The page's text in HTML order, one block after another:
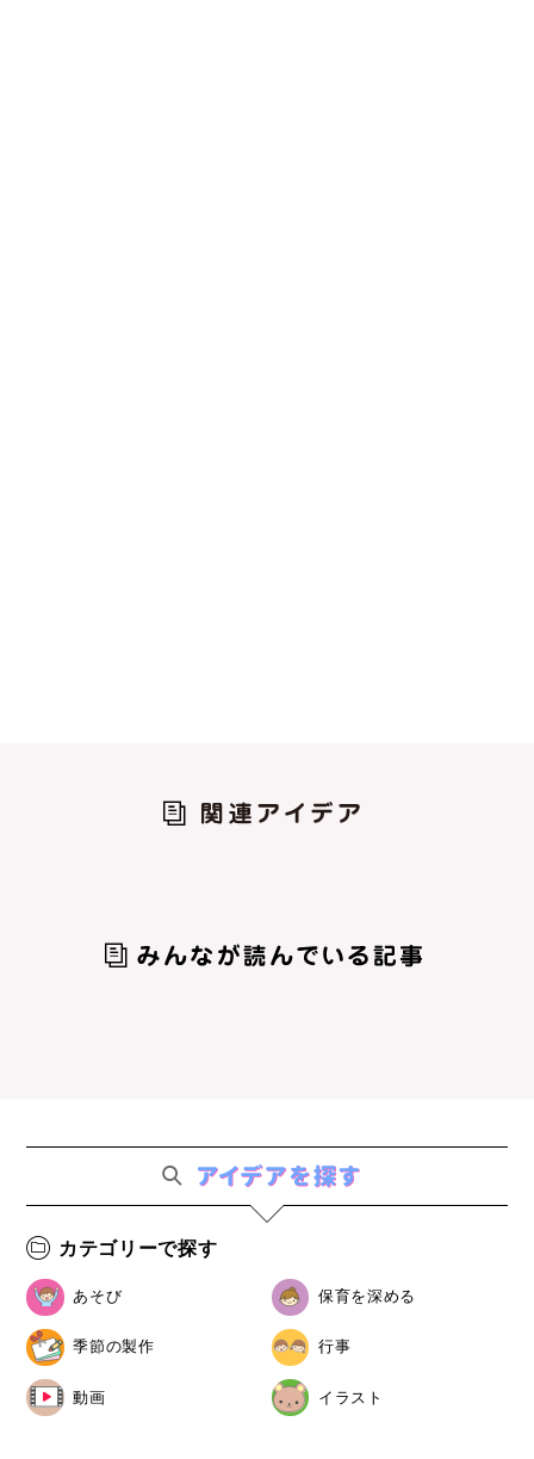
カテゴリーで探す
あそび 保育を深める
季節の製作 行事
動画 イラスト